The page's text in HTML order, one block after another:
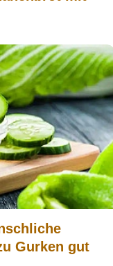
Gurken gut